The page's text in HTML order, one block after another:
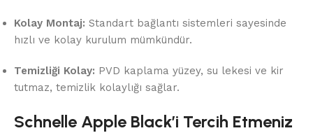
Kolay Montaj: Standart bağlantı sistemleri sayesinde
hızlı ve kolay kurulum mümkündür.
Temizliği Kolay: PVD kaplama yüzey, su lekesi ve kir
tutmaz, temizlik kolaylığı sağlar.
Schnelle Apple Black’i Tercih Etmeniz